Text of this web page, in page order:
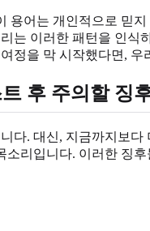
어는 개인적으로 믿
는 이러한 패턴을 인
정을 막 시작했다면, 우
후 주의할 징
다. 대신, 지금까지보
리입니다. 이러한 징